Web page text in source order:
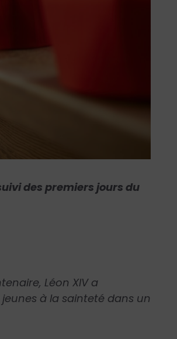
des premiers jours du
Léon XIV a
à la sainteté dans un